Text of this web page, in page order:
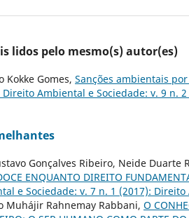
lidos pelo mesmo(s) autor(es)
Kokke Gomes, Sanções ambientais
Direito Ambiental e Sociedade: v. 9 n.
Gonçalves Ribeiro, Neide Duarte
ENQUANTO DIREITO
e Sociedade: v. 7 n. 1 (2017):
Muhájir Rahnemay Rabbani, O